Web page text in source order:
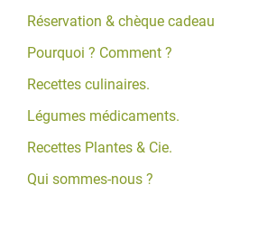
Réservation & chèque cadeau
Pourquoi ? Comment ?
Recettes culinaires.
Légumes médicaments.
Recettes Plantes & Cie.
Qui sommes-nous ?